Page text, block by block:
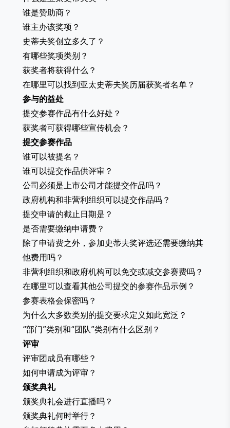
谁是赞助商？
谁主办该奖项？
史蒂夫奖创立多久了？
有哪些奖项类别？
获奖者将获得什么？
在哪里可以找到亚太史蒂夫奖历届获奖者名单？
参与的益处
提交参赛作品有什么好处？
获奖者可获得哪些宣传机会？
提交参赛作品
谁可以被提名？
谁可以提交作品供评审？
公司必须是上市公司才能提交作品吗？
政府机构和非营利组织可以提交作品吗？
提交申请的截止日期是？
是否需要缴纳申请费？
除了申请费之外，参加史蒂夫奖评选还需要缴纳其
他费用吗？
非营利组织和政府机构可以免交或减交参赛费吗？
在哪里可以查看其他公司提交的参赛作品示例？
参赛表格会保密吗？
为什么大多数类别的提交要求定义如此宽泛？
“部门”类别和“团队”类别有什么区别？
评审
评审团成员有哪些？
如何申请成为评审？
颁奖典礼
颁奖典礼会进行直播吗？
颁奖典礼何时举行？